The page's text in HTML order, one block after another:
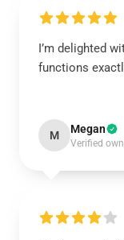
I’m delighted
functions
M Megan
Verified